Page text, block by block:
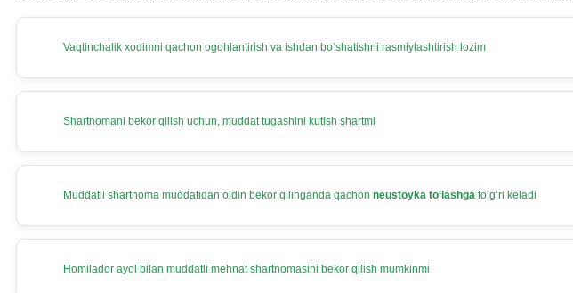
Vaqtinchalik хodimni qachon ogohlantirish va ishdan boʻshatishni rasmiylashtirish lozim
Shartnomani bekor qilish uchun, muddat tugashini kutish shartmi
Muddatli shartnoma muddatidan oldin bekor qilinganda qachon neustoyka toʻlashga toʻgʻri keladi
Homilador ayol bilan muddatli mehnat shartnomasini bekor qilish mumkinmi